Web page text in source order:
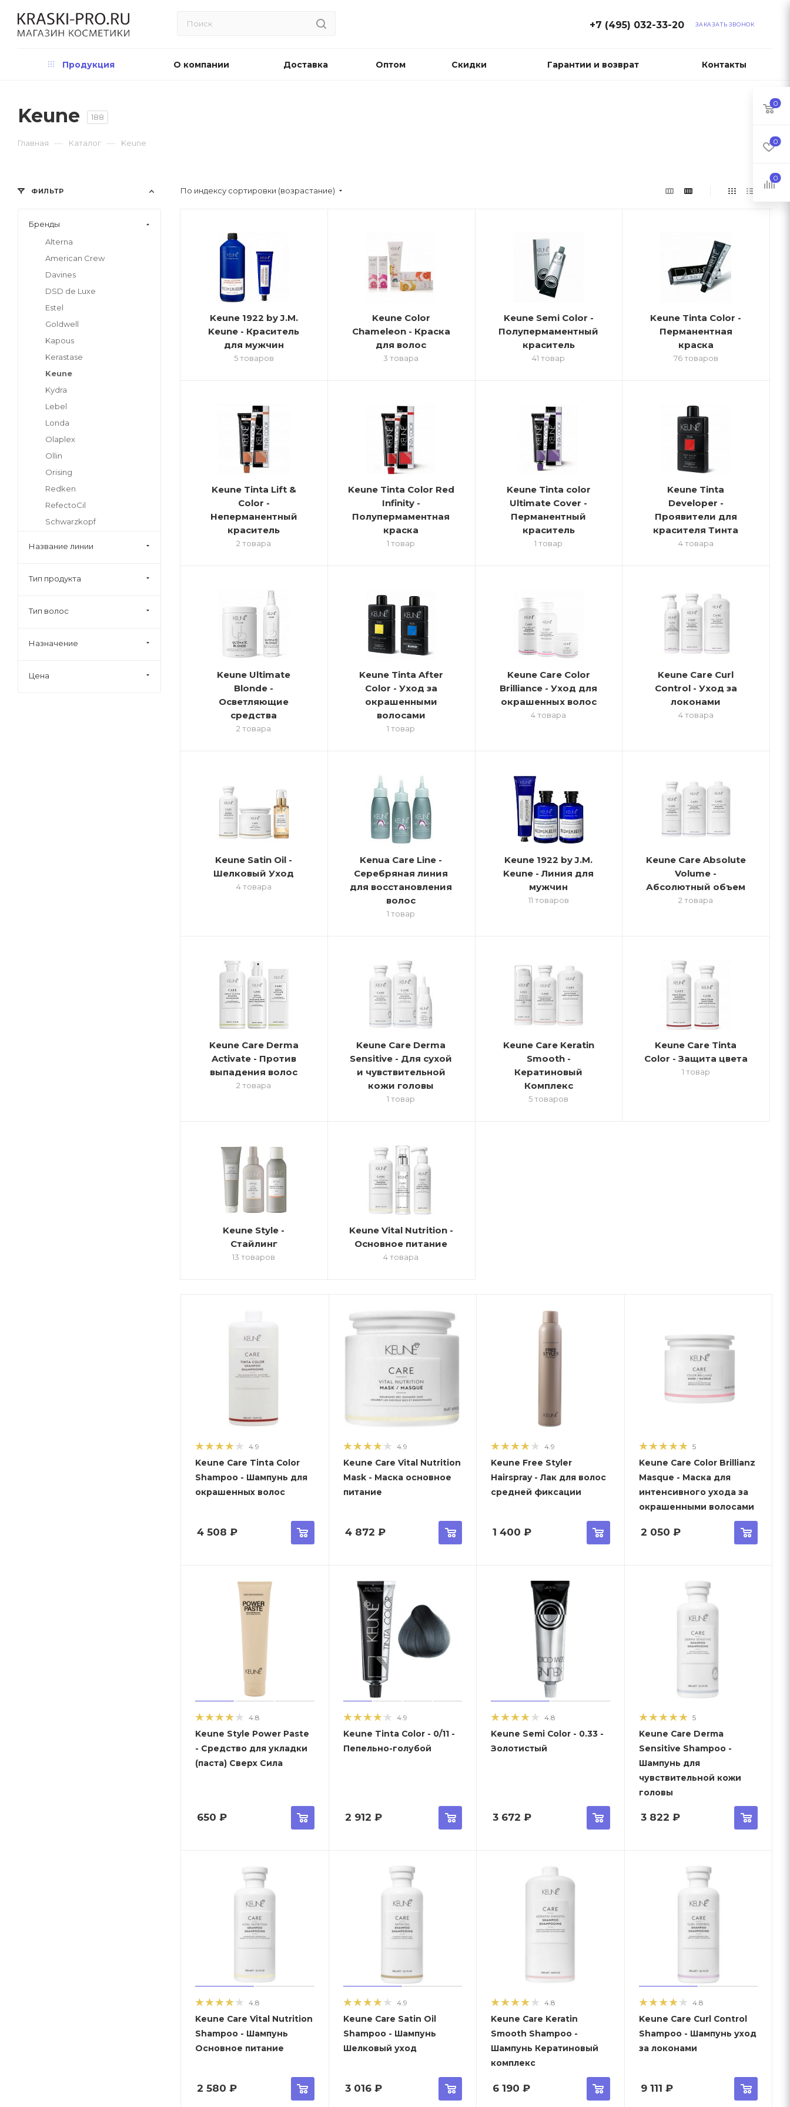
+7 (495) 032-33-20 ЗАКАЗАТЬ ЗВОНОК
Продукция О компании Доставка Оптом Скидки Гарантии и возврат Контакты
Keune 188
Главная — Каталог — Keune
По индексу сортировки (возрастание)
Keune 1922 by J.M.
Keune - Краситель
для мужчин
5 товаров
Keune Color
Chameleon - Краска
для волос
3 товара
Keune Semi Color -
Полупермаментный
краситель
41 товар
Keune Tinta Color -
Перманентная
краска
76 товаров
Keune Tinta Lift &
Color -
Неперманентный
краситель
2 товара
Keune Tinta Color Red
Infinity -
Полупермаментная
краска
1 товар
Keune Tinta color
Ultimate Cover -
Перманентный
краситель
1 товар
Keune Tinta
Developer -
Проявители для
красителя Тинта
4 товара
Keune Ultimate
Blonde -
Осветляющие
средства
2 товара
Keune Tinta After
Color - Уход за
окрашенными
волосами
1 товар
Keune Care Color
Brilliance - Уход для
окрашенных волос
4 товара
Keune Care Curl
Control - Уход за
локонами
4 товара
Keune Satin Oil -
Шелковый Уход
4 товара
Kenua Care Line -
Серебряная линия
для восстановления
волос
1 товар
Keune 1922 by J.M.
Keune - Линия для
мужчин
11 товаров
Keune Care Absolute
Volume -
Абсолютный объем
2 товара
Keune Care Derma
Activate - Против
выпадения волос
2 товара
Keune Care Derma
Sensitive - Для сухой
и чувствительной
кожи головы
1 товар
Keune Care Keratin
Smooth -
Кератиновый
Комплекс
5 товаров
Keune Care Tinta
Color - Защита цвета
1 товар
Keune Style -
Стайлинг
13 товаров
Keune Vital Nutrition -
Основное питание
4 товара
4.9
Keune Care Tinta Color
Shampoo - Шампунь для
окрашенных волос
4 508 ₽
4.9
Keune Care Vital Nutrition
Mask - Маска основное
питание
4 872 ₽
4.9
Keune Free Styler
Hairspray - Лак для волос
средней фиксации
1 400 ₽
5
Keune Care Color Brillianz
Masque - Маска для
интенсивного ухода за
окрашенными волосами
2 050 ₽
4.8
Keune Style Power Paste
- Средство для укладки
(паста) Сверх Сила
650 ₽
4.9
Keune Tinta Color - 0/11 -
Пепельно-голубой
2 912 ₽
4.8
Keune Semi Color - 0.33 -
Золотистый
3 672 ₽
5
Keune Care Derma
Sensitive Shampoo -
Шампунь для
чувствительной кожи
головы
3 822 ₽
4.8
Keune Care Vital Nutrition
Shampoo - Шампунь
Основное питание
2 580 ₽
4.9
Keune Care Satin Oil
Shampoo - Шампунь
Шелковый уход
3 016₽
4.8
Keune Care Keratin
Smooth Shampoo -
Шампунь Кератиновый
комплекс
6 190 ₽
4.8
Keune Care Curl Control
Shampoo - Шампунь уход
за локонами
9 111 ₽
ФИЛЬТР
Бренды
Alterna
American Crew
Davines
DSD de Luxe
Estel
Goldwell
Kapous
Kerastase
Keune
Kydra
Lebel
Londa
Olaplex
Ollin
Orising
Redken
RefectoCil
Schwarzkopf
Название линии
Тип продукта
Тип волос
Назначение
Цена
0
0
0